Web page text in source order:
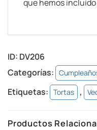
que hemos
ID: DV206
Categorías:
Etiquetas: Tortas ,
Productos